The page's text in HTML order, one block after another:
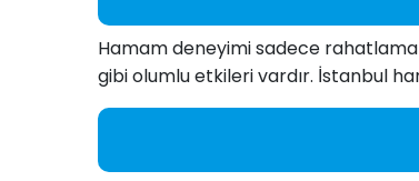
Hamam deneyimi sadece rahatlama
gibi olumlu etkileri vardır. İstanbul